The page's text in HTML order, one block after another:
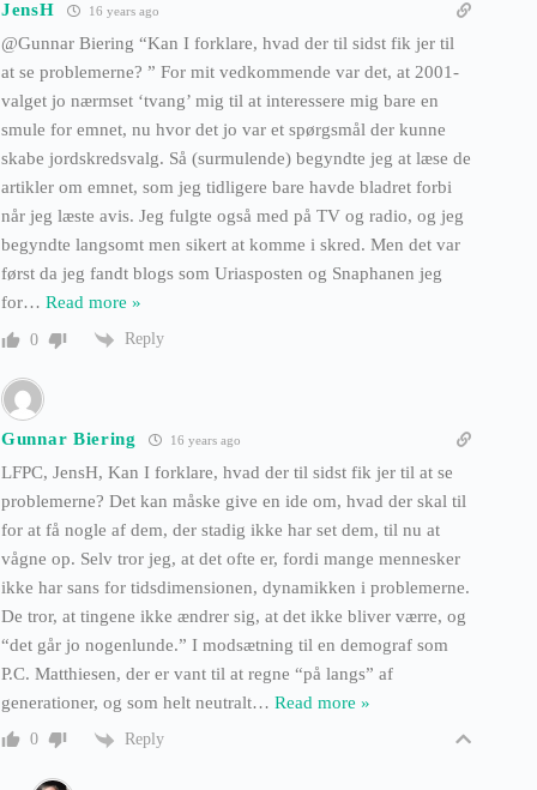
JensH 16 years ago
@Gunnar Biering “Kan I forklare, hvad der til sidst fik jer til
at se problemerne? ” For mit vedkommende var det, at 2001-
valget jo nærmset ‘tvang’ mig til at interessere mig bare en
smule for emnet, nu hvor det jo var et spørgsmål der kunne
skabe jordskredsvalg. Så (surmulende) begyndte jeg at læse de
artikler om emnet, som jeg tidligere bare havde bladret forbi
når jeg læste avis. Jeg fulgte også med på TV og radio, og jeg
begyndte langsomt men sikert at komme i skred. Men det var
først da jeg fandt blogs som Uriasposten og Snaphanen jeg
for… Read more »
0 Reply
Gunnar Biering 16 years ago
LFPC, JensH, Kan I forklare, hvad der til sidst fik jer til at se
problemerne? Det kan måske give en ide om, hvad der skal til
for at få nogle af dem, der stadig ikke har set dem, til nu at
vågne op. Selv tror jeg, at det ofte er, fordi mange mennesker
ikke har sans for tidsdimensionen, dynamikken i problemerne.
De tror, at tingene ikke ændrer sig, at det ikke bliver værre, og
“det går jo nogenlunde.” I modsætning til en demograf som
P.C. Matthiesen, der er vant til at regne “på langs” af
generationer, og som helt neutralt… Read more »
0 Reply